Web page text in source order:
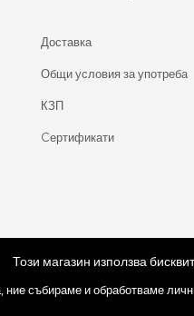
Доставка
Общи условия за употреба
КЗП
Cертификати
Този магазин използва
събираме и обработваме
rights reserved.